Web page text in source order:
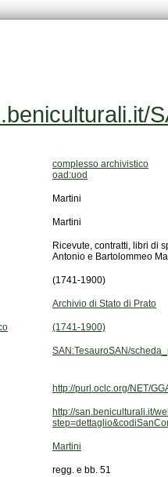
complesso archivistico
oad:uod
Martini
Martini
Antonio e Bartolommeo
(1741-1900)
Archivio di Stato di Prato
(1741-1900)
SAN:TesauroSAN/
http://purl.oclc.org/NET/
Martini
regg. e bb. 51